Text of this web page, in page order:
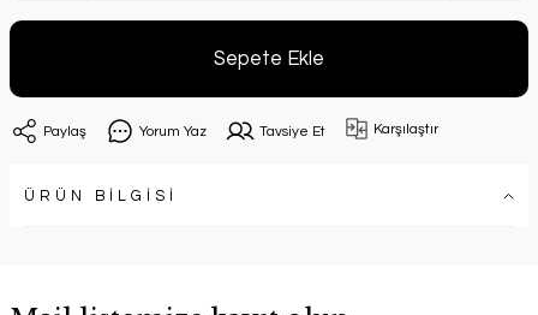
Sepete Ekle
Paylaş Yorum Yaz Tavsiye Et Karşılaştır
ÜRÜN BİLGİSİ